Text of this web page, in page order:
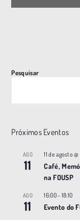
v
N
g
Pesquisar
Próximos Eventos
AGO
11
11 de agosto
Café,
na FOUSP
AGO
11
16:00- 18:10
Evento do